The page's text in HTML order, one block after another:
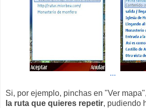
...
Si, por ejemplo, pinchas en "Ver
la ruta que quieres repetir, pudiendo